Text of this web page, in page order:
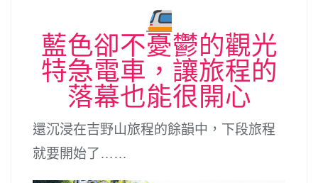
藍色卻不憂鬱的觀光
特急電車，讓旅程的
落幕也能很開心
還沉浸在吉野山旅程的餘韻中，下段旅程
就要開始了……